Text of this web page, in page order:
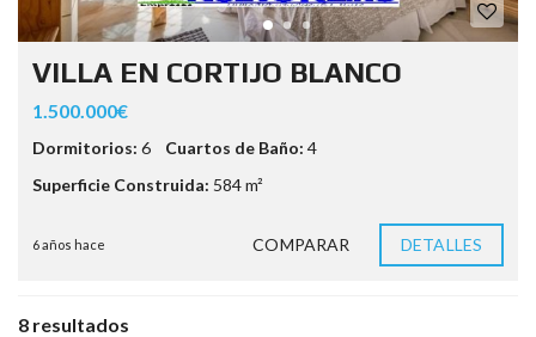
VILLA EN CORTIJO BLANCO
1.500.000€
Dormitorios: 6 Cuartos de Baño: 4
Superficie Construida: 584 m²
6 años hace COMPARAR DETALLES
8 resultados